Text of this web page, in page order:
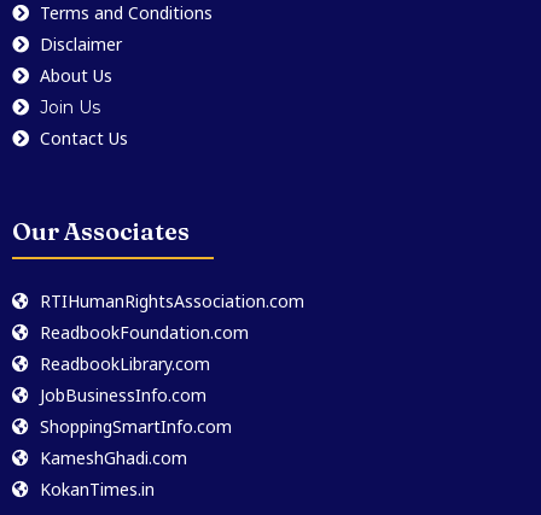
Terms and Conditions
Disclaimer
About Us
Join Us
Contact Us
Our Associates
RTIHumanRightsAssociation.com
ReadbookFoundation.com
ReadbookLibrary.com
JobBusinessInfo.com
ShoppingSmartInfo.com
KameshGhadi.com
KokanTimes.in